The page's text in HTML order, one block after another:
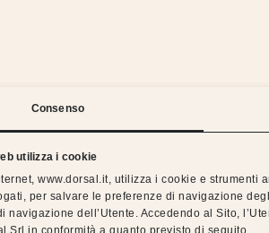
Consenso
utilizza i cookie
www.dorsal.it, utilizza i cookie e strumenti
per salvare le preferenze di navigazione
navigazione dell’Utente. Accedendo al Sito,
Silent nights with the Dorsal